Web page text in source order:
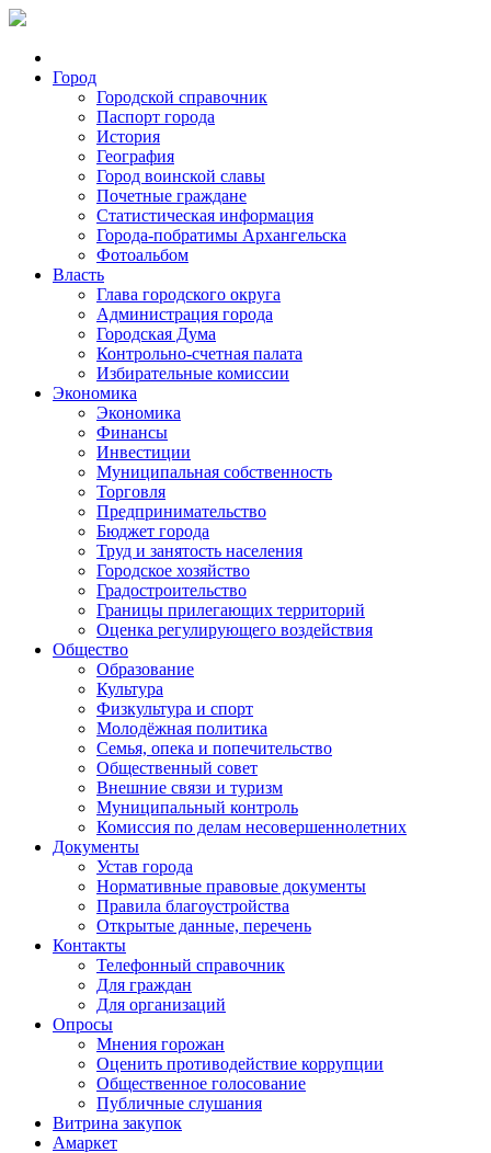
Город
Городской справочник
Паспорт города
История
География
Город воинской славы
Почетные граждане
Статистическая информация
Города-побратимы Архангельска
Фотоальбом
Власть
Глава городского округа
Администрация города
Городская Дума
Контрольно-счетная палата
Избирательные комиссии
Экономика
Экономика
Финансы
Инвестиции
Муниципальная собственность
Торговля
Предпринимательство
Бюджет города
Труд и занятость населения
Городское хозяйство
Градостроительство
Границы прилегающих территорий
Оценка регулирующего воздействия
Общество
Образование
Культура
Физкультура и спорт
Молодёжная политика
Семья, опека и попечительство
Общественный совет
Внешние связи и туризм
Муниципальный контроль
Комиссия по делам несовершеннолетних
Документы
Устав города
Нормативные правовые документы
Правила благоустройства
Открытые данные, перечень
Контакты
Телефонный справочник
Для граждан
Для организаций
Опросы
Мнения горожан
Оценить противодействие коррупции
Общественное голосование
Публичные слушания
Витрина закупок
Амаркет